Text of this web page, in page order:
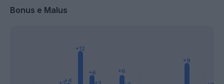
Bonus e Malus